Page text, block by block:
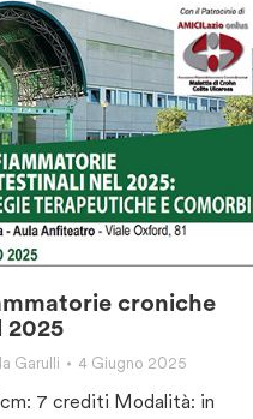
croniche
2025
Garulli 4 Giugno 2025
7 crediti Modalità: in